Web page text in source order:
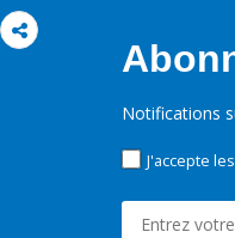
Notifications
J'accepte